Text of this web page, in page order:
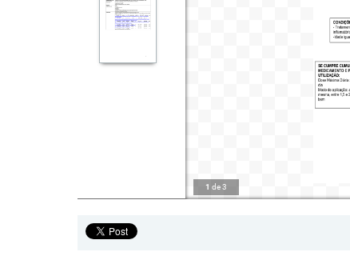
1 de3